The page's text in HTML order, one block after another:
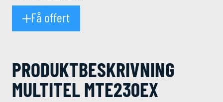
Få offert
PRODUKT­BESKRIVNING
MULTITEL MTE230EX